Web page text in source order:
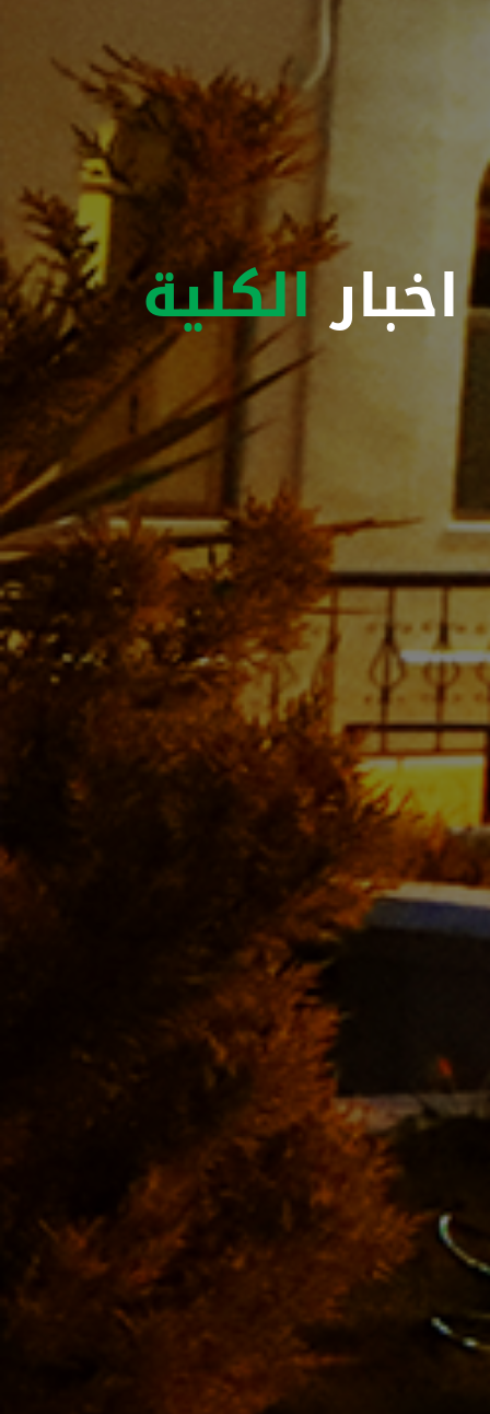
اخبارالكلية